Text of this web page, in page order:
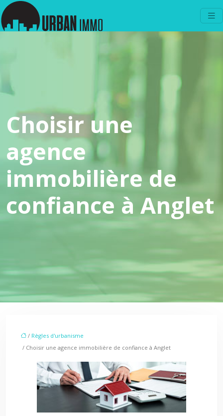
Choisir une
agence
immobilière de
confiance à Anglet
/ Règles d'urbanisme
/ Choisir une agence immobilière de confiance à Anglet